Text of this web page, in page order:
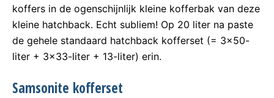
koffers in de ogenschijnlijk kleine kofferbak van deze
kleine hatchback. Echt subliem! Op 20 liter na paste
de gehele standaard hatchback kofferset (= 3×50-
liter + 3×33-liter + 13-liter) erin.
Samsonite kofferset